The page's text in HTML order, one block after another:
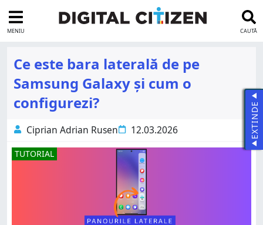
MENIU CAUTĂ
Ce este bara laterală de pe
Samsung Galaxy și cum o
configurezi?
Ciprian Adrian Rusen 12.03.2026
TUTORIAL
EXTINDE